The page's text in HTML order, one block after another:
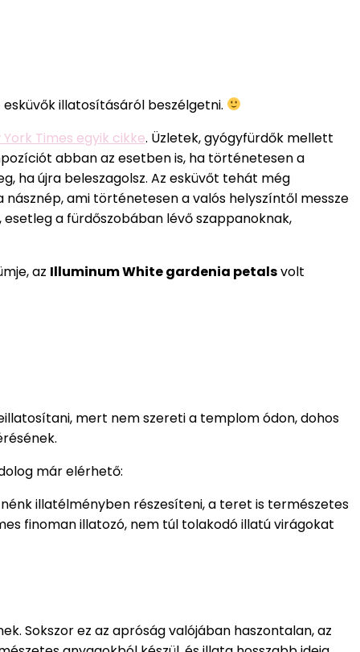
illatosításáról beszélgetni.
York Times egyik cikke. Üzletek, gyógyfürdők mellett
abban az esetben is, ha történetesen a
ha újra beleszagolsz. Az esküvőt tehát még
ami történetesen a valós helyszíntől messze
a fürdőszobában lévő szappanoknak,
az Illuminum White gardenia petalsvolt
mert nem szereti a templom ódon, dohos
már elérhető:
illatélményben részesíteni, a teret is természetes
finoman illatozó, nem túl tolakodó illatú virágokat
Sokszor ez az apróság valójában haszontalan, az